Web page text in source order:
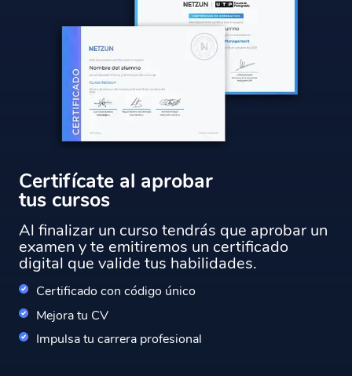
Certifícate al aprobar
tus cursos
Al finalizar un curso tendrás que aprobar un
examen y te emitiremos un certificado
digital que valide tus habilidades.
Certificado con código único
Mejora tu CV
Impulsa tu carrera profesional